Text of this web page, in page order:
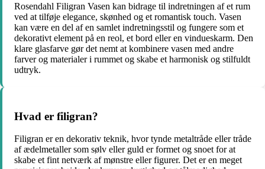
Rosendahl Filigran Vasen kan bidrage til indretningen af et rum
ved at tilføje elegance, skønhed og et romantisk touch. Vasen
kan være en del af en samlet indretningsstil og fungere som et
dekorativt element på en reol, et bord eller en vindueskarm. Den
klare glasfarve gør det nemt at kombinere vasen med andre
farver og materialer i rummet og skabe et harmonisk og stilfuldt
udtryk.
Hvad er filigran?
Filigran er en dekorativ teknik, hvor tynde metaltråde eller tråde
af ædelmetaller som sølv eller guld er formet og snoet for at
skabe et fint netværk af mønstre eller figurer. Det er en meget